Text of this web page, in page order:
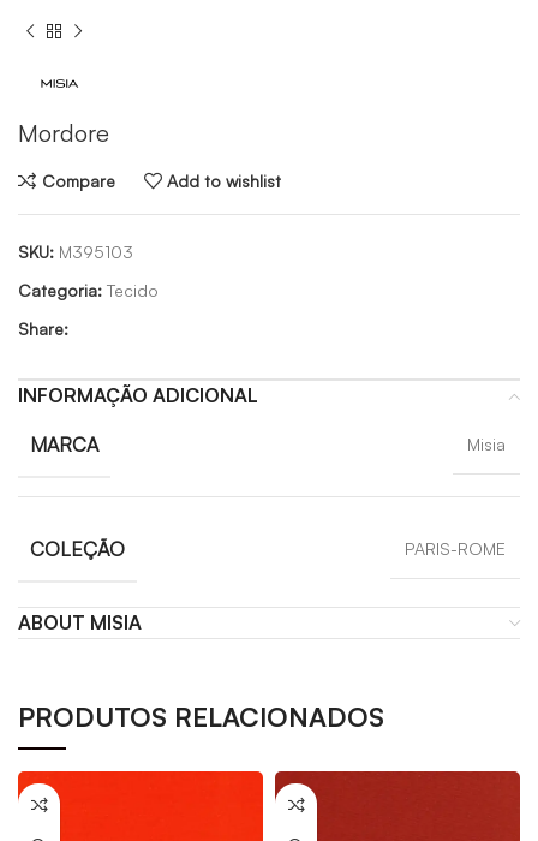
Mordore
Compare Add to wishlist
SKU: M395103
Categoria: Tecido
Share:
INFORMAÇÃO ADICIONAL
MARCA Misia
COLEÇÃO PARIS-ROME
ABOUT MISIA
PRODUTOS RELACIONADOS